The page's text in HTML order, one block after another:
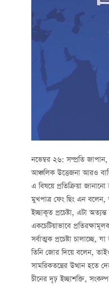
নভেম্বর ২৬: সম্প্রতি
আঞ্চলিক উত্তেজনা আরও
এ বিষয়ে প্রতিক্রিয়া জানানো
মুখপাত্র ফেং ছিং এন বলেন,
ইচ্ছাকৃত প্রচেষ্টা, এটা
একচেটিয়াভাবে
সর্বাত্মক প্রচেষ্টা
তিনি জোর দিয়ে বলেন,
সামরিকতন্ত্রের উত্থান হতে
চীনের দৃঢ় ইচ্ছাশক্তি,